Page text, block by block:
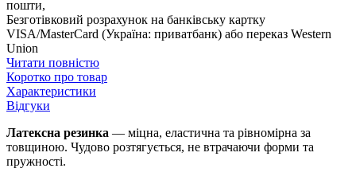
пошти,
Безготівковий розрахунок на банківську картку
VISA/MasterCard (Україна: приватбанк) або переказ Western
Union
Читати повністю
Коротко про товар
Характеристики
Відгуки
Латексна резинка — міцна, еластична та рівномірна за
товщиною. Чудово розтягується, не втрачаючи форми та
пружності.